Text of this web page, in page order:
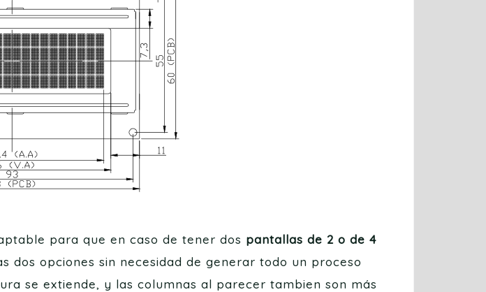
para que en caso de tener dos pantallas de 2 o de 4
dos opciones sin necesidad de generar todo un proceso
se extiende, y las columnas al parecer tambien son más